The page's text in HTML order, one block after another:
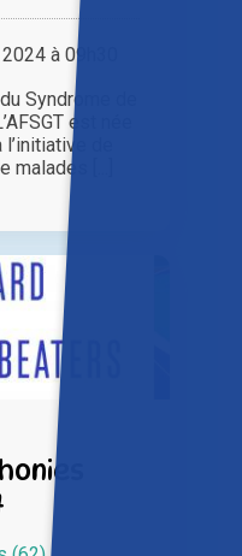
à 09h30
Syndrome de
est née
de
[...]